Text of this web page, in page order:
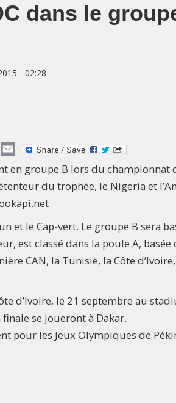
dans le
- 02:28
Pinterest
Email
en groupe B lors du championnat
du trophée, le Nigeria et
et le Cap-vert. Le groupe B sera
est classé dans la poule A,
CAN, la Tunisie, la Côte
d’Ivoire, le 21 septembre au
se joueront à Dakar.
pour les Jeux Olympiques de